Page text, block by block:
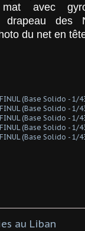
avec
drapeau des
du net en
au Liban